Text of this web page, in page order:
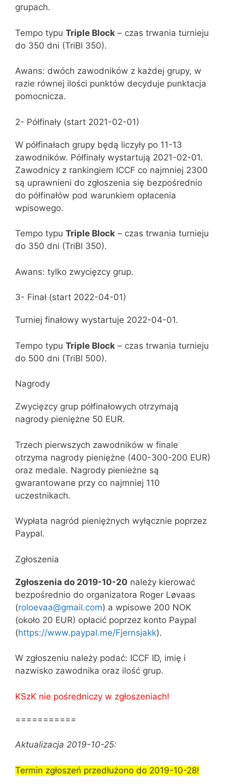
grupach.
Tempo typu Triple Block – czas trwania turnieju
do 350 dni (TriBl 350).
Awans: dwóch zawodników z każdej grupy, w
razie równej ilości punktów decyduje punktacja
pomocnicza.
2- Półfinały (start 2021-02-01)
W półfinałach grupy będą liczyły po 11-13
zawodników. Półfinały wystartują 2021-02-01.
Zawodnicy z rankingiem ICCF co najmniej 2300
są uprawnieni do zgłoszenia się bezpośrednio
do półfinałów pod warunkiem opłacenia
wpisowego.
Tempo typu Triple Block – czas trwania turnieju
do 350 dni (TriBl 350).
Awans: tylko zwycięzcy grup.
3- Finał (start 2022-04-01)
Turniej finałowy wystartuje 2022-04-01.
Tempo typu Triple Block – czas trwania turnieju
do 500 dni (TriBl 500).
Nagrody
Zwycięzcy grup półfinałowych otrzymają
nagrody pieniężne 50 EUR.
Trzech pierwszych zawodników w finale
otrzyma nagrody pieniężne (400-300-200 EUR)
oraz medale. Nagrody pienieżne są
gwarantowane przy co najmniej 110
uczestnikach.
Wypłata nagród pieniężnych wyłącznie poprzez
Paypal.
Zgłoszenia
Zgłoszenia do 2019-10-20 należy kierować
bezpośrednio do organizatora Roger Løvaas
(roloevaa@gmail.com) a wpisowe 200 NOK
(około 20 EUR) opłacić poprzez konto Paypal
(https://www.paypal.me/Fjernsjakk).
W zgłoszeniu należy podać: ICCF ID, imię i
nazwisko zawodnika oraz ilość grup.
KSzK nie pośredniczy w zgłoszeniach!
===========
Aktualizacja 2019-10-25:
Termin zgłoszeń przedłużono do 2019-10-28!